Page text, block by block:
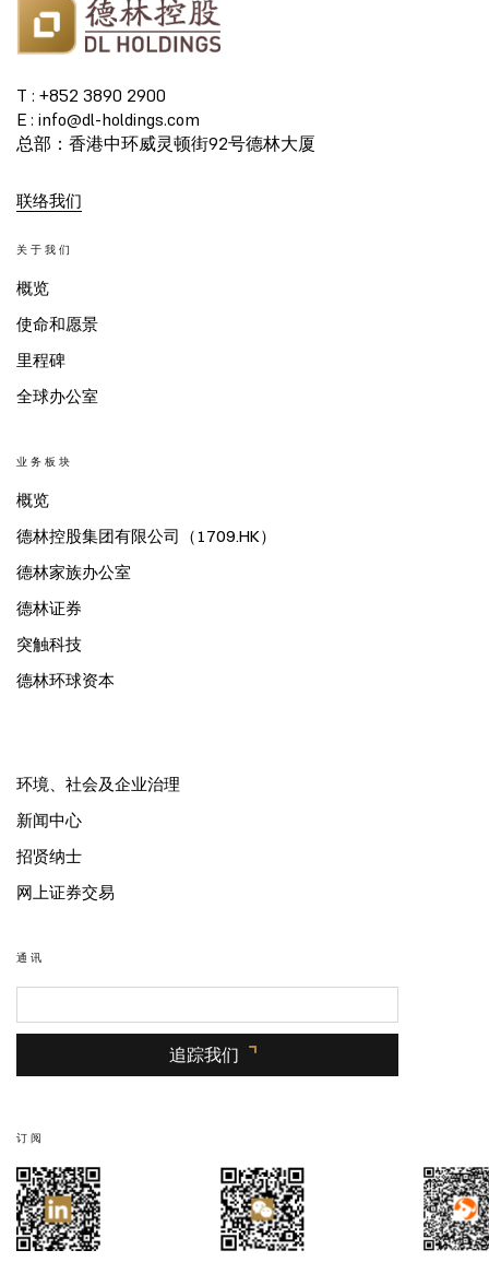
T : +852 3890 2900
E : info@dl-holdings.com
总部：香港中环威灵顿街92号德林大厦
联络我们
关于我们
概览
使命和愿景
里程碑
全球办公室
业务板块
概览
德林控股集团有限公司（1709.HK）
德林家族办公室
德林证券
突触科技
德林环球资本
环境、社会及企业治理
新闻中心
招贤纳士
网上证券交易
通讯
追踪我们
订阅